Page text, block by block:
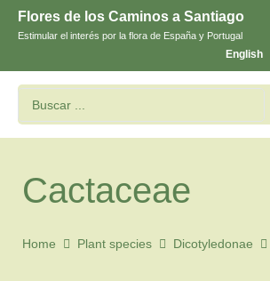
Flores de los Caminos a Santiago
Estimular el interés por la flora de España y Portugal
English
Cactaceae
Home Plant species Dicotyledonae